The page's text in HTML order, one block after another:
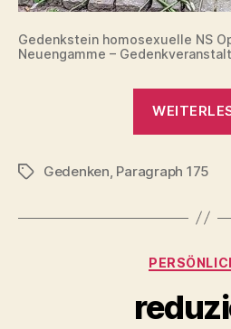
Gedenkstein homosexuelle NS
Neuengamme –
Schlagwörter
Gedenken Paragraph 175